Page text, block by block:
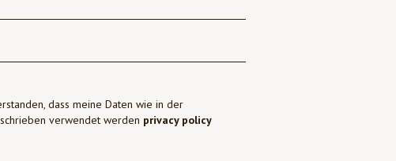
dass meine Daten wie in der
verwendet werden privacy policy